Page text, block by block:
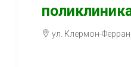
ул. Клермон-